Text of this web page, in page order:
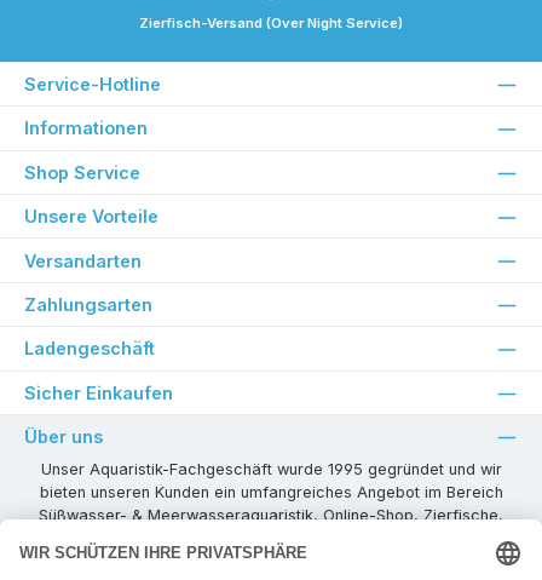
Zierfisch-Versand (Over Night Service)
Service-Hotline
Informationen
Shop Service
Unsere Vorteile
Versandarten
Zahlungsarten
Ladengeschäft
Sicher Einkaufen
Über uns
Unser Aquaristik-Fachgeschäft wurde 1995 gegründet und wir
bieten unseren Kunden ein umfangreiches Angebot im Bereich
Süßwasser- & Meerwasseraquaristik, Online-Shop, Zierfische,
Pflanzen, Aquarienkombinationen, Technikzubehör usw. ! Als
kompetenter Aquaristik-Fachhandelspartner stehen wir Ihnen für